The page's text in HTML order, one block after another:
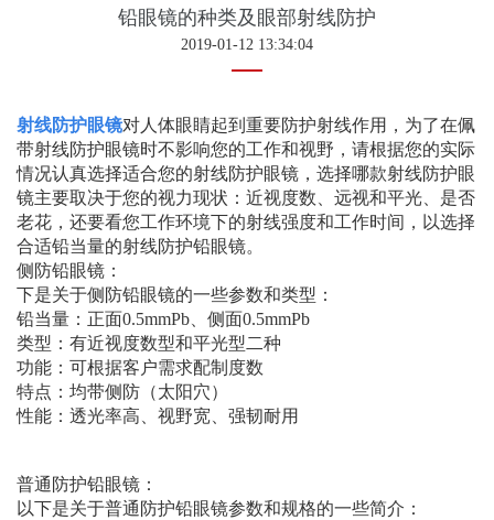
铅眼镜的种类及眼部射线防护
2019-01-12 13:34:04
射线防护眼镜对人体眼睛起到重要防护射线作用，为了在佩
带射线防护眼镜时不影响您的工作和视野，请根据您的实际
情况认真选择适合您的射线防护眼镜，选择哪款射线防护眼
镜主要取决于您的视力现状：近视度数、远视和平光、是否
老花，还要看您工作环境下的射线强度和工作时间，以选择
合适铅当量的射线防护铅眼镜。
侧防铅眼镜：
下是关于侧防铅眼镜的一些参数和类型：
铅当量：正面0.5mmPb、侧面0.5mmPb
类型：有近视度数型和平光型二种
功能：可根据客户需求配制度数
特点：均带侧防（太阳穴）
性能：透光率高、视野宽、强韧耐用
普通防护铅眼镜：
以下是关于普通防护铅眼镜参数和规格的一些简介：